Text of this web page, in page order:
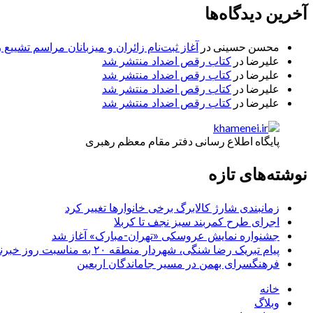
آخرین دیدگاه‌ها
محسن حسینی در آغاز ثبت‌نام زائران و میزبانان مراسم
علیرضا در کتاب رقص اضداد منتشر شد
علیرضا در کتاب رقص اضداد منتشر شد
علیرضا در کتاب رقص اضداد منتشر شد
علیرضا در کتاب رقص اضداد منتشر شد
پایگاه اطلاع رسانی دفتر مقام معظم رهبری
نوشته‌های تازه
زمانبندی شارژ کالابرگ برخی خانوارها تغییر کرد
اجرای طرح کمربند سبز نجف تا کربلا
جشنواره نمایش عروسکی «تهران-مبارک» آغاز شد
پیام تبریک رضا شنگی، شهردار منطقه ۲۰ به مناسبت روز خبرنگار
فرهنگسرای بهمن در مسیر جاماندگان اربعین
خانه
وبلاگ